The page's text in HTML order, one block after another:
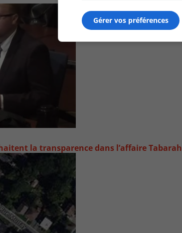
la transparence dans l’affaire Tabarah
Gérer vos préférences